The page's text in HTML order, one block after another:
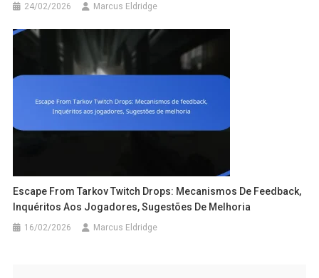
24/02/2026 Marcus Eldridge
Escape From Tarkov Twitch Drops: Mecanismos De Feedback,
Inquéritos Aos Jogadores, Sugestões De Melhoria
16/02/2026 Marcus Eldridge